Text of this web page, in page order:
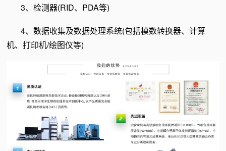
3、检测器(RID、PDA等)
4、数据收集及数据处理系统(包括模数转换器、计算
机、打印机/绘图仪等)